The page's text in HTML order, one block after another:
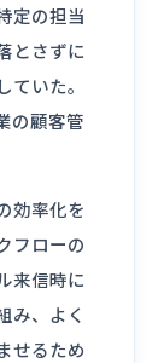
定の担当
とさずに
いた。
の顧客管
効率化を
フローの
来信時に
み、よく
せるため